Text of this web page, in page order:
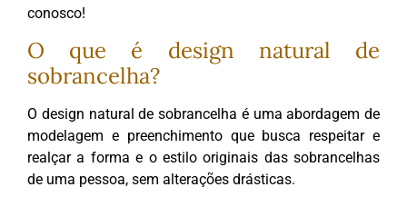
conosco!
O que é design natural de
sobrancelha?
O design natural de sobrancelha é uma abordagem de
modelagem e preenchimento que busca respeitar e
realçar a forma e o estilo originais das sobrancelhas
de uma pessoa, sem alterações drásticas.